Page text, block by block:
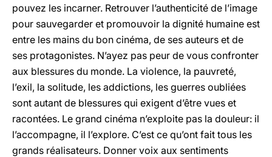
pouvez les incarner. Retrouver l’authenticité de l’image
pour sauvegarder et promouvoir la dignité humaine est
entre les mains du bon cinéma, de ses auteurs et de
ses protagonistes. N’ayez pas peur de vous confronter
aux blessures du monde. La violence, la pauvreté,
l’exil, la solitude, les addictions, les guerres oubliées
sont autant de blessures qui exigent d’être vues et
racontées. Le grand cinéma n’exploite pas la douleur: il
l’accompagne, il l’explore. C’est ce qu’ont fait tous les
grands réalisateurs. Donner voix aux sentiments